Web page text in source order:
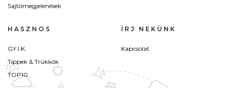
Sajtómegjelenések
HASZNOS
GY.I.K.
Tippek & Trükkök
TOP10
ÍRJ NEKÜNK
Kapcsolat